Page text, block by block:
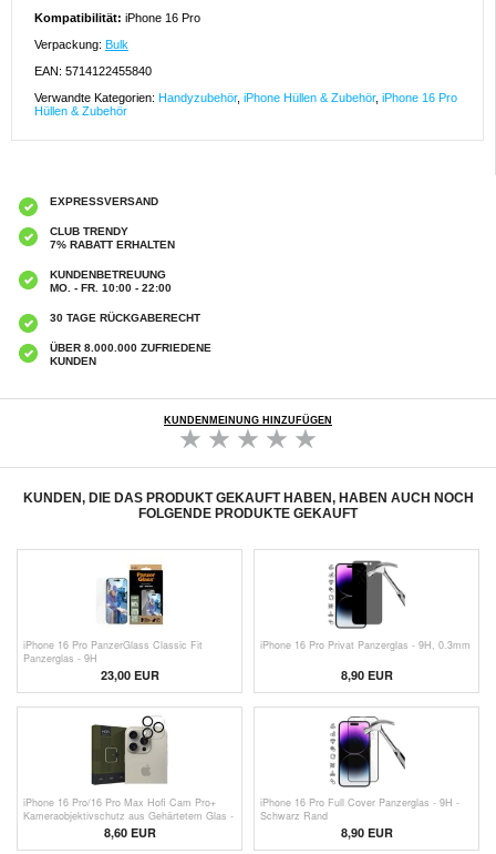
Kompatibilität: iPhone 16 Pro
Verpackung: Bulk
EAN: 5714122455840
Verwandte Kategorien: Handyzubehör, iPhone Hüllen & Zubehör, iPhone 16 Pro
Hüllen & Zubehör
EXPRESSVERSAND
CLUB TRENDY
7% RABATT ERHALTEN
KUNDENBETREUUNG
MO. - FR. 10:00 - 22:00
30 TAGE RÜCKGABERECHT
ÜBER 8.000.000 ZUFRIEDENE
KUNDEN
KUNDENMEINUNG HINZUFÜGEN
KUNDEN, DIE DAS PRODUKT GEKAUFT HABEN, HABEN AUCH NOCH
FOLGENDE PRODUKTE GEKAUFT
iPhone 16 Pro PanzerGlass Classic Fit
Panzerglas - 9H
23,00 EUR
iPhone 16 Pro Privat Panzerglas - 9H, 0.3mm
8,90 EUR
iPhone 16 Pro/16 Pro Max Hofi Cam Pro+
Kameraobjektivschutz aus Gehärtetem Glas -
Durchsichtig / Schwarz8,60 EUR
iPhone 16 Pro Full Cover Panzerglas - 9H -
Schwarz Rand
8,90 EUR